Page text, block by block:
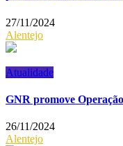
27/11/2024
Alentejo
Atualidade
GNR promove
26/11/2024
Alentejo